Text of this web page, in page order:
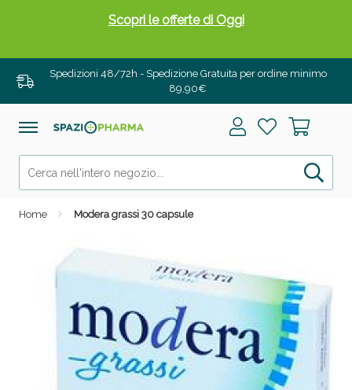
Spedizioni 48/72h - Spedizione Gratuita per ordine minimo
89,90€
Home Modera grassi 30 capsule
Scopri le offerte di Oggi
Drenanti e Pancia Piatta: Sconti fino al 55% validi
solo per OGGI!